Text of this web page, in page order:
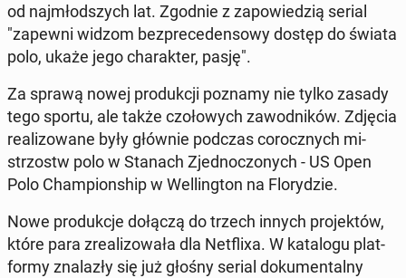
od naj­młod­szych lat. Zgodnie z za­po­wie­dzią serial
"zapewni widzom bez­pre­ce­den­so­wy dostęp do świata
polo, ukaże jego cha­rak­ter, pasję".
Za sprawą nowej pro­duk­cji poznamy nie tylko zasady
tego sportu, ale także czo­ło­wych za­wod­ni­ków. Zdjęcia
re­ali­zo­wa­ne były głównie podczas co­rocz­nych mi­
strzostw polo w Stanach Zjed­no­czo­nych - US Open
Polo Cham­pion­ship w Wel­ling­ton na Flo­ry­dzie.
Nowe pro­duk­cje dołączą do trzech innych pro­jek­tów,
które para zre­ali­zo­wa­ła dla Net­fli­xa. W ka­ta­lo­gu plat­
for­my zna­la­zły się już głośny serial do­ku­men­tal­ny